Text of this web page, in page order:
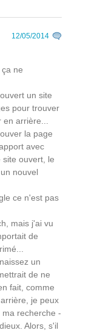
12/05/2014
ne
un site
pour trouver
en arrière...
la page
avec
site ouvert, le
nouvel
ce n'est pas
mais j'ai vu
de
un
de ne
fait, comme
je peux
recherche -
Alors, s'il